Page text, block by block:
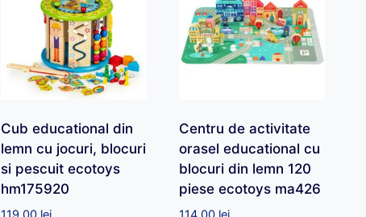
Cub educational din
lemn cu jocuri, blocuri
si pescuit ecotoys
hm175920
Centru de activitate
orasel educational cu
blocuri din lemn 120
piese ecotoys ma426